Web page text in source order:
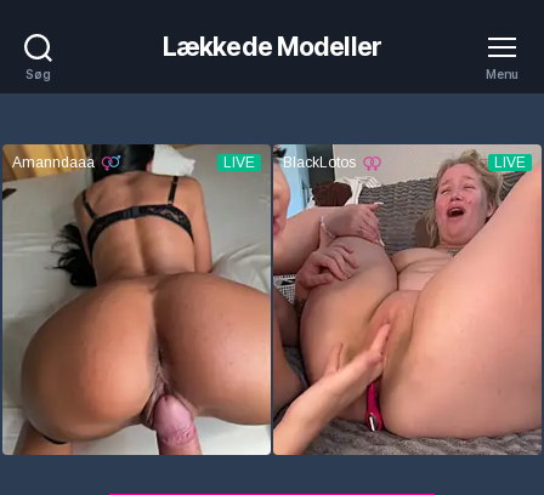
Søg
Lækkede Modeller
Menu